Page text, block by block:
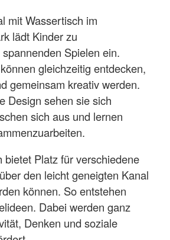
mit Wassertisch im
lädt Kinder zu
Spielen ein.
gleichzeitig entdecken,
gemeinsam kreativ werden.
Design sehen sie sich
sich aus und lernen
bietet Platz für verschiedene
den leicht geneigten Kanal
können. So entstehen
Dabei werden ganz
Denken und soziale